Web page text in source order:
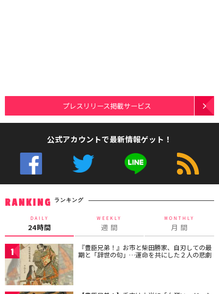
プレスリリース掲載サービス
公式アカウントで最新情報ゲット！
RANKING ランキング
DAILY
24時間
WEEKLY
週 間
MONTHLY
月 間
1 『豊臣兄弟！』お市と柴田勝家、自刃しての最
期と「辞世の句」…運命を共にした２人の悲劇